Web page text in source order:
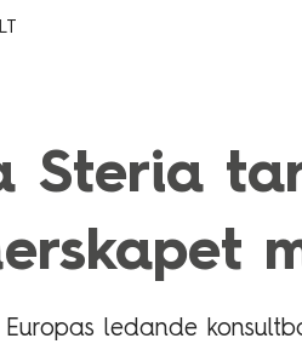
Steria
Europas ledande